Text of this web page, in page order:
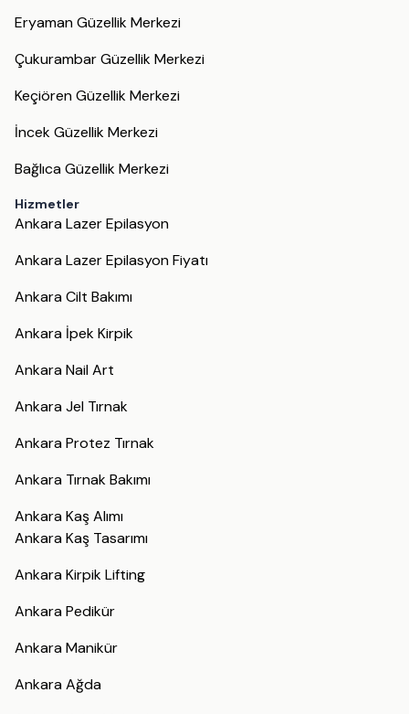
Eryaman Güzellik Merkezi
Çukurambar Güzellik Merkezi
Keçiören Güzellik Merkezi
İncek Güzellik Merkezi
Bağlıca Güzellik Merkezi
Hizmetler
Ankara Lazer Epilasyon
Ankara Lazer Epilasyon Fiyatı
Ankara Cilt Bakımı
Ankara İpek Kirpik
Ankara Nail Art
Ankara Jel Tırnak
Ankara Protez Tırnak
Ankara Tırnak Bakımı
Ankara Kaş Alımı
Ankara Kaş Tasarımı
Ankara Kirpik Lifting
Ankara Pedikür
Ankara Manikür
Ankara Ağda